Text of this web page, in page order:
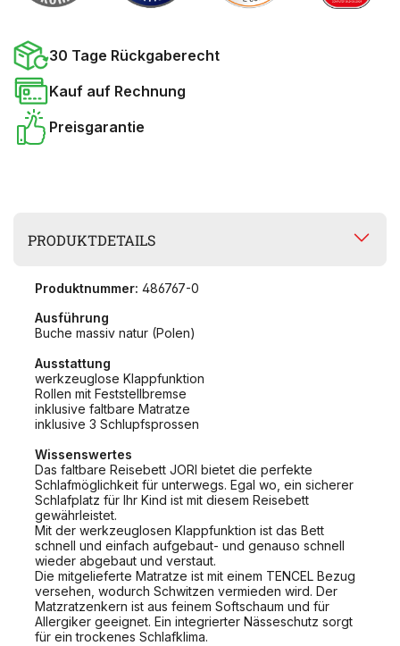
30 Tage Rückgaberecht
Kauf auf Rechnung
Preisgarantie
PRODUKTDETAILS
Produktnummer: 486767-0
Ausführung
Buche massiv natur (Polen)
Ausstattung
werkzeuglose Klappfunktion
Rollen mit Feststellbremse
inklusive faltbare Matratze
inklusive 3 Schlupfsprossen
Wissenswertes
Das faltbare Reisebett JORI bietet die perfekte
Schlafmöglichkeit für unterwegs. Egal wo, ein sicherer
Schlafplatz für Ihr Kind ist mit diesem Reisebett
gewährleistet.
Mit der werkzeuglosen Klappfunktion ist das Bett
schnell und einfach aufgebaut- und genauso schnell
wieder abgebaut und verstaut.
Die mitgelieferte Matratze ist mit einem TENCEL Bezug
versehen, wodurch Schwitzen vermieden wird. Der
Matzratzenkern ist aus feinem Softschaum und für
Allergiker geeignet. Ein integrierter Nässeschutz sorgt
für ein trockenes Schlafklima.